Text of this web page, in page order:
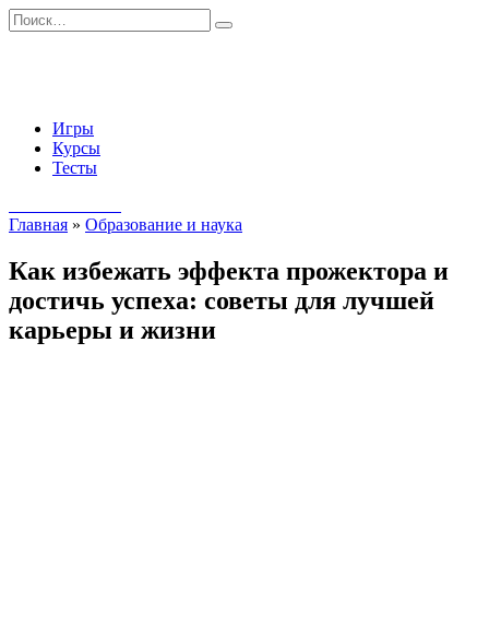
Перейти
к
Search
for:
Игры
Курсы
Тесты
Главная » Образование и наука
Как избежать эффекта прожектора и
достичь успеха: советы для лучшей
карьеры и жизни